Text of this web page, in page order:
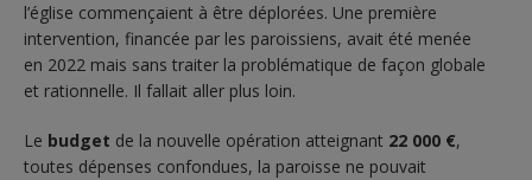
l’église commençaient à être déplorées. Une première
intervention, financée par les paroissiens, avait été menée
en 2022 mais sans traiter la problématique de façon globale
et rationnelle. Il fallait aller plus loin.
Le budget de la nouvelle opération atteignant 22 000 €,
toutes dépenses confondues, la paroisse ne pouvait